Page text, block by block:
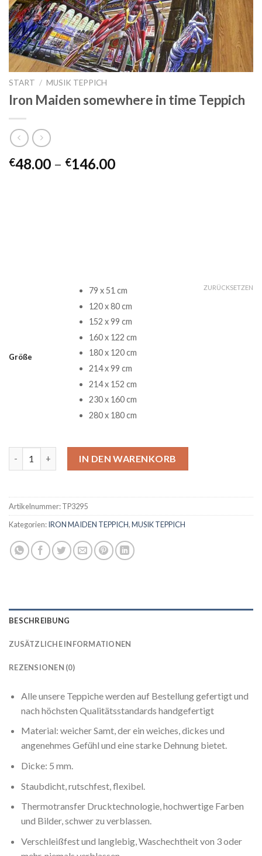
START / MUSIK TEPPICH
Iron Maiden somewhere in time Teppich
€48.00 – €146.00Preisspanne:
Größe
79 x 51 cm
120 x 80 cm
152 x 99 cm
160 x 122 cm
180 x 120 cm
214 x 99 cm
214 x 152 cm
230 x 160 cm
280 x 180 cm
ZURÜCKSETZEN
IN DEN WARENKORB
Artikelnummer:TP3295
Kategorien:IRON MAIDEN TEPPICH,MUSIK TEPPICH
BESCHREIBUNG
ZUSÄTZLICHE INFORMATIONEN
REZENSIONEN (0)
Alle unsere Teppiche werden auf Bestellung gefertigt und
nach höchsten Qualitätsstandards handgefertigt
Material: weicher Samt, der ein weiches, dickes und
angenehmes Gefühl und eine starke Dehnung bietet.
Dicke: 5 mm.
Staubdicht, rutschfest, flexibel.
Thermotransfer Drucktechnologie, hochwertige Farben
und Bilder, schwer zu verblassen.
Verschleißfest und langlebig, Waschechtheit von 3 oder